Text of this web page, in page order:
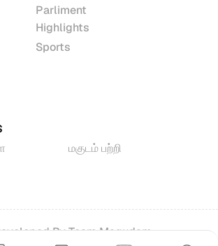
Parliment
Highlights
Sports
மகுடம் பற்றி
By Team Magudam